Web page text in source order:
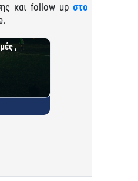
και follow up στο
,